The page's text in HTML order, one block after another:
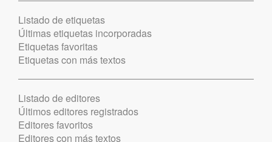
Listado de etiquetas
Últimas etiquetas incorporadas
Etiquetas favoritas
Etiquetas con más textos
Listado de editores
Últimos editores registrados
Editores favoritos
Editores con más textos